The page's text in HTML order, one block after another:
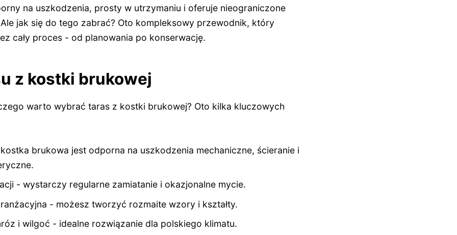
na uszkodzenia, prosty w utrzymaniu i oferuje nieograniczone
jak się do tego zabrać? Oto kompleksowy przewodnik, który
cały proces - od planowania po konserwację.
z kostki brukowej
warto wybrać taras z kostki brukowej? Oto kilka kluczowych
brukowa jest odporna na uszkodzenia mechaniczne, ścieranie i
- wystarczy regularne zamiatanie i okazjonalne mycie.
- możesz tworzyć rozmaite wzory i kształty.
i wilgoć - idealne rozwiązanie dla polskiego klimatu.